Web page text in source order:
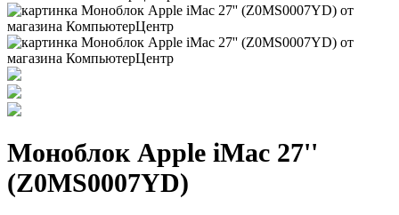
Моноблок Apple iMac 27''
(Z0MS0007YD)